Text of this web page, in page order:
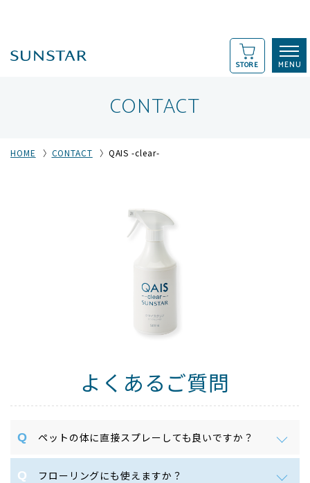
STORE
CONTACT
HOME CONTACT QAIS -clear-
よくあるご質問
ペットの体に直接スプレーしても良いですか？
フローリングにも使えますか？